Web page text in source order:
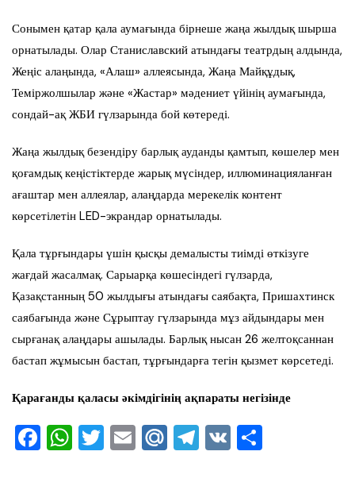
Сонымен қатар қала аумағында бірнеше жаңа жылдық шырша
орнатылады. Олар Станиславский атындағы театрдың алдында,
Жеңіс алаңында, «Алаш» аллеясында, Жаңа Майқұдық,
Теміржолшылар және «Жастар» мәдениет үйінің аумағында,
сондай-ақ ЖБИ гүлзарында бой көтереді.
Жаңа жылдық безендіру барлық ауданды қамтып, көшелер мен
қоғамдық кеңістіктерде жарық мүсіндер, иллюминацияланған
ағаштар мен аллеялар, алаңдарда мерекелік контент
көрсетілетін LED-экрандар орнатылады.
Қала тұрғындары үшін қысқы демалысты тиімді өткізуге
жағдай жасалмақ. Сарыарқа көшесіндегі гүлзарда,
Қазақстанның 50 жылдығы атындағы саябақта, Пришахтинск
саябағында және Сұрыптау гүлзарында мұз айдындары мен
сырғанақ алаңдары ашылады. Барлық нысан 26 желтоқсаннан
бастап жұмысын бастап, тұрғындарға тегін қызмет көрсетеді.
Қарағанды қаласы әкімдігінің ақпараты негізінде
F W T E M T V